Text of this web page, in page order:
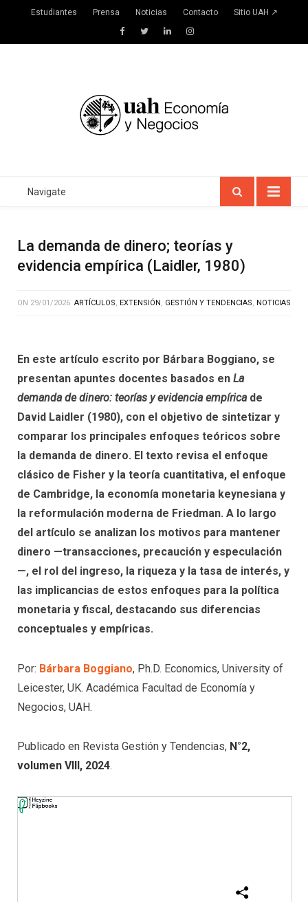
Estudiantes Prensa Noticias Contacto Sitio UAH ↗
FacebookTwitterLinkedInInstagram
Navigate
La demanda de dinero; teorías y
evidencia empírica (Laidler, 1980)
ON 29/01/2026 ARTÍCULOS, EXTENSIÓN, GESTIÓN Y TENDENCIAS, NOTICIAS
En este artículo escrito por Bárbara Boggiano, se
presentan apuntes docentes basados en La
demanda de dinero: teorías y evidencia empírica de
David Laidler (1980), con el objetivo de sintetizar y
comparar los principales enfoques teóricos sobre
la demanda de dinero. El texto revisa el enfoque
clásico de Fisher y la teoría cuantitativa, el enfoque
de Cambridge, la economía monetaria keynesiana y
la reformulación moderna de Friedman. A lo largo
del artículo se analizan los motivos para mantener
dinero —transacciones, precaución y especulación
—, el rol del ingreso, la riqueza y la tasa de interés, y
las implicancias de estos enfoques para la política
monetaria y fiscal, destacando sus diferencias
conceptuales y empíricas.
Por: Bárbara Boggiano, Ph.D. Economics, University of
Leicester, UK. Académica Facultad de Economía y
Negocios, UAH.
Publicado en Revista Gestión y Tendencias, N°2,
volumen VIII, 2024.